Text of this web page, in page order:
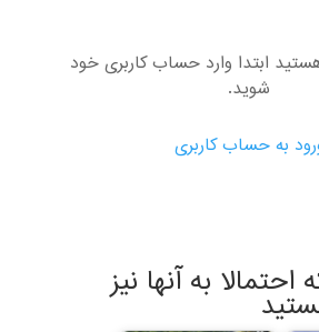
ابتدا وارد حساب کاربری خود
شوید.
به حساب کاربری
به آنها نیز